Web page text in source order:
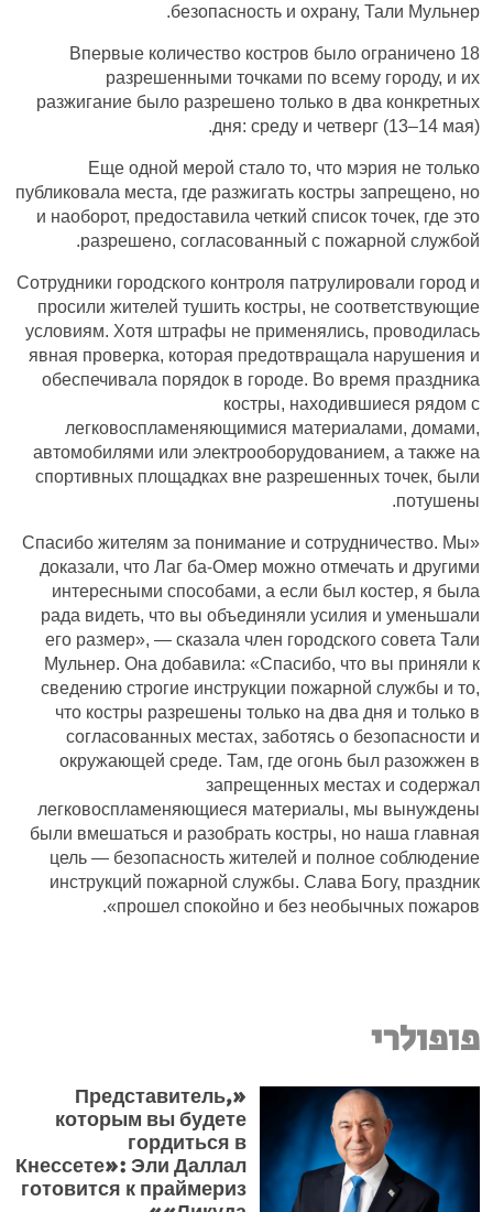
безопасность и охрану, Тали Мульнер.
Впервые количество костров было ограничено 18
разрешенными точками по всему городу, и их
разжигание было разрешено только в два конкретных
дня: среду и четверг (13–14 мая).
Еще одной мерой стало то, что мэрия не только
публиковала места, где разжигать костры запрещено, но
и наоборот, предоставила четкий список точек, где это
разрешено, согласованный с пожарной службой.
Сотрудники городского контроля патрулировали город и
просили жителей тушить костры, не соответствующие
условиям. Хотя штрафы не применялись, проводилась
явная проверка, которая предотвращала нарушения и
обеспечивала порядок в городе. Во время праздника
костры, находившиеся рядом с
легковоспламеняющимися материалами, домами,
автомобилями или электрооборудованием, а также на
спортивных площадках вне разрешенных точек, были
потушены.
«Спасибо жителям за понимание и сотрудничество. Мы
доказали, что Лаг ба-Омер можно отмечать и другими
интересными способами, а если был костер, я была
рада видеть, что вы объединяли усилия и уменьшали
его размер», — сказала член городского совета Тали
Мульнер. Она добавила: «Спасибо, что вы приняли к
сведению строгие инструкции пожарной службы и то,
что костры разрешены только на два дня и только в
согласованных местах, заботясь о безопасности и
окружающей среде. Там, где огонь был разожжен в
запрещенных местах и содержал
легковоспламеняющиеся материалы, мы вынуждены
были вмешаться и разобрать костры, но наша главная
цель — безопасность жителей и полное соблюдение
инструкций пожарной службы. Слава Богу, праздник
прошел спокойно и без необычных пожаров».
פופולרי
«Представитель,
которым вы будете
гордиться в
Кнессете»: Эли Даллал
готовится к праймериз